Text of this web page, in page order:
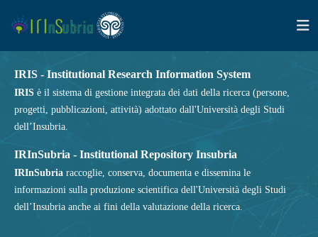
IRIS - Institutional Research Information System
IRIS è il sistema di gestione integrata dei dati della ricerca (persone,
progetti, pubblicazioni, attività) adottato dall'Università degli Studi
dell’Insubria.
IRInSubria - Institutional Repository Insubria
IRInSubria raccoglie, conserva, documenta e dissemina le
informazioni sulla produzione scientifica dell'Università degli Studi
dell’Insubria anche ai fini della valutazione della ricerca.